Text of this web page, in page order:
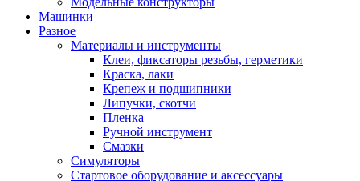
Машинки
Разное
Материалы и инструменты
Клеи, фиксаторы резьбы, герметики
Краска, лаки
Крепеж и подшипники
Липучки, скотчи
Пленка
Ручной инструмент
Смазки
Симуляторы
Стартовое оборудование и аксессуары